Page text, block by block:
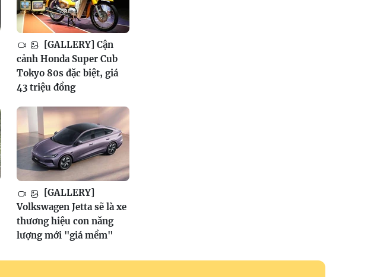
[GALLERY] Cận
cảnh Honda Super Cub
Tokyo 80s đặc biệt, giá
43 triệu đồng
[GALLERY]
Volkswagen Jetta sẽ là xe
thương hiệu con năng
lượng mới "giá mềm"